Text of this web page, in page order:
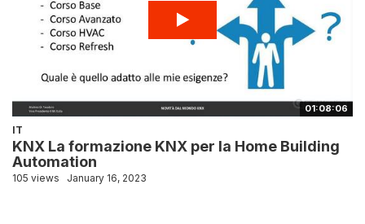
01:08:06
IT
KNX La formazione KNX per la Home Building
Automation
105 views January 16, 2023